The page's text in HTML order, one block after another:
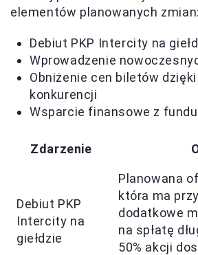
elementów planowanych zmian:
Debiut PKP Intercity na
Wprowadzenie
Obniżenie cen biletów
konkurencji
Wsparcie finansowe z
Zdarzenie
Debiut PKP
Intercity na
giełdzie
Planowana
która ma
dodatkowe
na spłatę
50% akcji